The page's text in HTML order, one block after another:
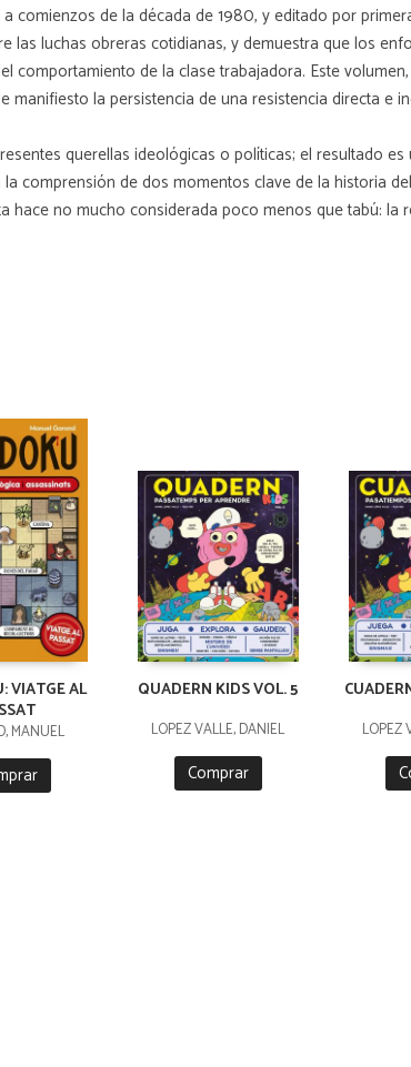
comienzos de la década de 1980, y editado por
luchas obreras cotidianas, y demuestra que los
de la clase trabajadora. Este
la persistencia de una resistencia directa e
querellas ideológicas o políticas; el resultado
comprensión de dos momentos clave de la historia
no mucho considerada poco menos que tabú: la
VIATGE AL
MANUEL
QUADERN KIDS VOL. 5
LÓPEZ VALLE, DANIEL
Comprar
LÓPEZ